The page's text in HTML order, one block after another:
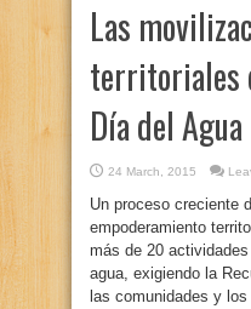
Las
territoriales
Día del Agua
24 March, 2015
Un proceso creciente
empoderamiento
más de 20
agua, exigiendo la
las comunidades y